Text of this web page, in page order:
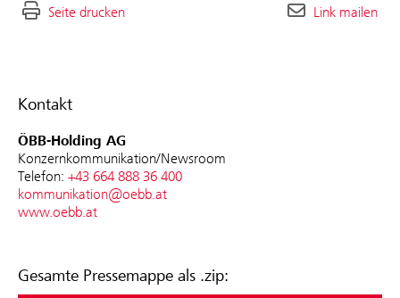
Kontakt
ÖBB-Holding AG
Konzernkommunikation/Newsroom
Telefon: +43 664 888 36 400
kommunikation@oebb.at
www.oebb.at
Gesamte Pressemappe als .zip:
Seite drucken Link mailen